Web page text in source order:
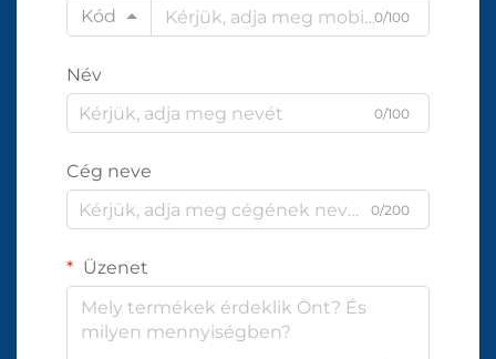
Kód
0/100
Név
0/100
Cég neve
0/200
Üzenet